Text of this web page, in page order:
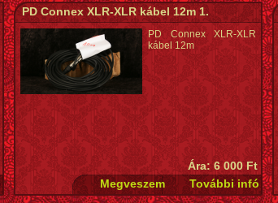
PD Connex XLR-XLR kábel 12m 1.
PD Connex XLR-XLR
kábel 12m
Ára: 6 000 Ft